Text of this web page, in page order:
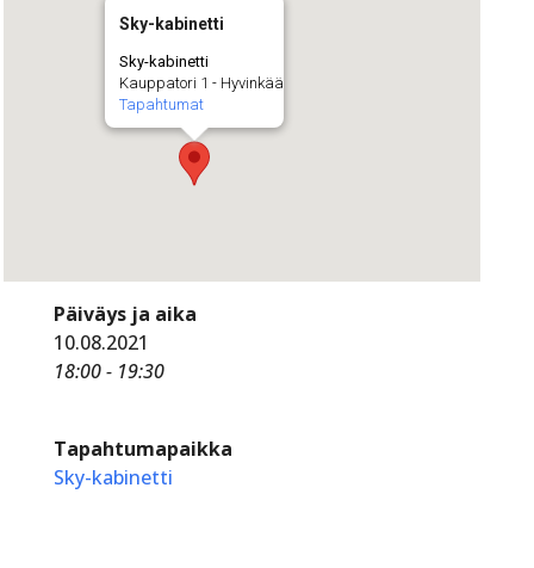
Sky-kabinetti
Sky-kabinetti
Kauppatori 1 - Hyvinkää
Tapahtumat
Päiväys ja aika
10.08.2021
18:00 - 19:30
Tapahtumapaikka
Sky-kabinetti